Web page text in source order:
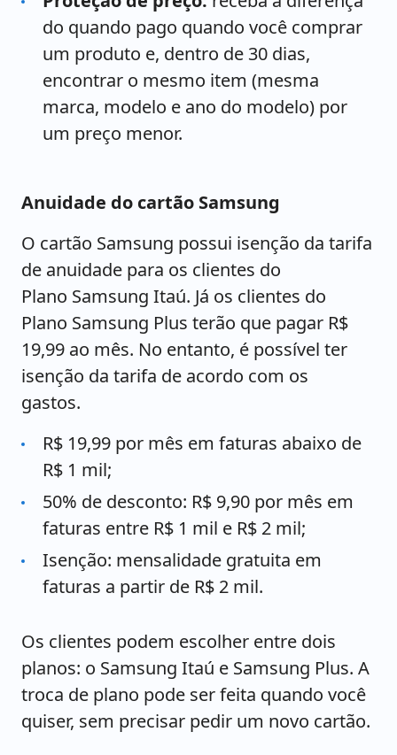
do quando pago quando você comprar
um produto e, dentro de 30 dias,
encontrar o mesmo item (mesma
marca, modelo e ano do modelo) por
um preço menor.
Anuidade do cartão Samsung
O cartão Samsung possui isenção da tarifa
de anuidade para os clientes do
Plano Samsung Itaú. Já os clientes do
Plano Samsung Plus terão que pagar R$
19,99 ao mês. No entanto, é possível ter
isenção da tarifa de acordo com os
gastos.
R$ 19,99 por mês em faturas abaixo de
R$ 1 mil;
50% de desconto: R$ 9,90 por mês em
faturas entre R$ 1 mil e R$ 2 mil;
Isenção: mensalidade gratuita em
faturas a partir de R$ 2 mil.
Os clientes podem escolher entre dois
planos: o Samsung Itaú e Samsung Plus. A
troca de plano pode ser feita quando você
quiser, sem precisar pedir um novo cartão.